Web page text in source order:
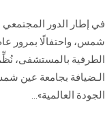
في إطار الدور
شمس، واحتفالًا بمرور
الطرفية بالمستشفى،
الـضيافة بجامعة عين
الجودة العالمية»...